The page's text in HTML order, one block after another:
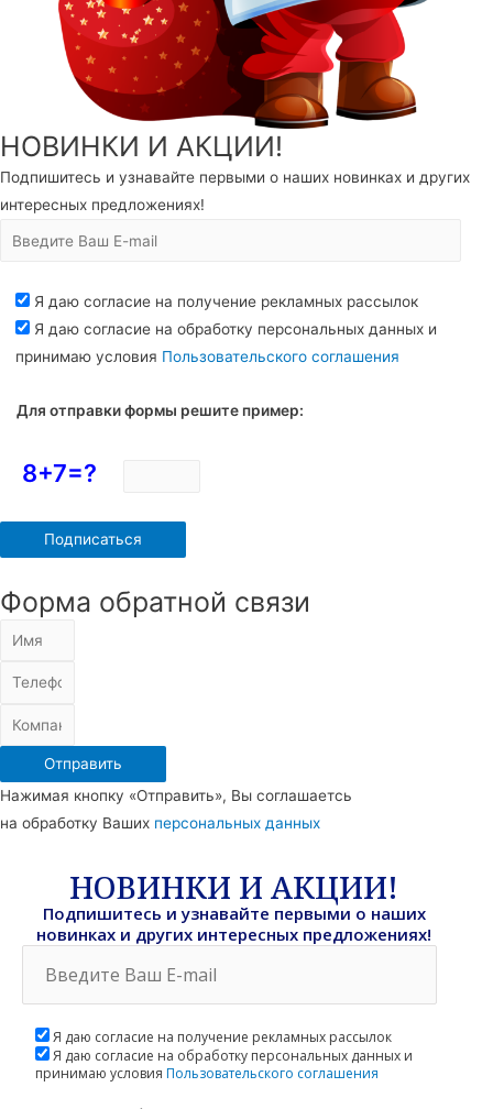
НОВИНКИ И АКЦИИ!
Подпишитесь и узнавайте первыми о наших новинках и других
интересных предложениях!
Я даю согласие на получение рекламных рассылок
Я даю согласие на обработку персональных данных и
принимаю условия Пользовательского соглашения
Для отправки формы решите пример:
8+7=?
Форма обратной связи
Отправить
Нажимая кнопку «Отправить», Вы соглашаетсь
на обработку Ваших персональных данных
НОВИНКИ И АКЦИИ!
Подпишитесь и узнавайте первыми о наших
новинках и других интересных предложениях!
Я даю согласие на получение рекламных рассылок
Я даю согласие на обработку персональных данных и
принимаю условия Пользовательского соглашения